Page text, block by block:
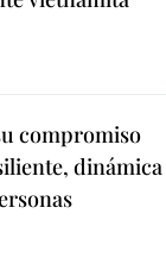
compromiso
dinámica